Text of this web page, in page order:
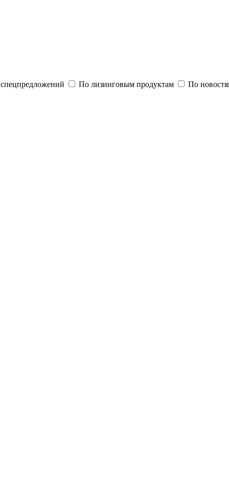
По лизинговым продуктам По